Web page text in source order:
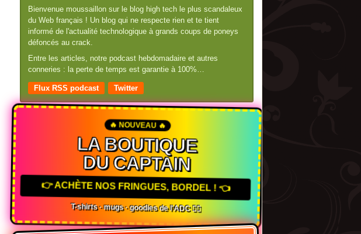
Bienvenue moussaillon sur le blog high tech le plus scandaleux
du Web français ! Un blog qui ne respecte rien et te tient
informé de l'actualité technologique à grands coups de poneys
défoncés au crack.
Entre les articles, notre podcast hebdomadaire et autres
conneries : la perte de temps est garantie à 100%…
Flux RSS podcast Twitter
🔥 NOUVEAU 🔥
LA BOUTIQUE
DU CAPTAIN
👉 ACHÈTE NOS FRINGUES, BORDEL ! 👈
T-shirts · mugs · goodies de l'ADC 🏴‍☠️